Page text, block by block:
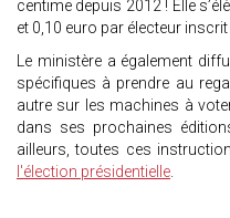
centime depuis 2012 ! Elle
et 0,10 euro par électeur
Le ministère a également
spécifiques à prendre au
autre sur les machines à
dans ses prochaines
ailleurs, toutes ces
l'élection présidentielle.